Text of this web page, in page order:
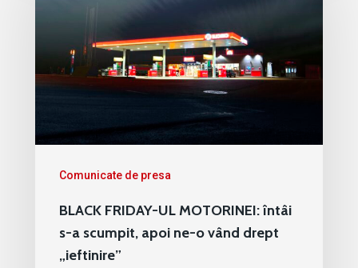
Comunicate de presa
BLACK FRIDAY-UL MOTORINEI: întâi
s-a scumpit, apoi ne-o vând drept
„ieftinire”